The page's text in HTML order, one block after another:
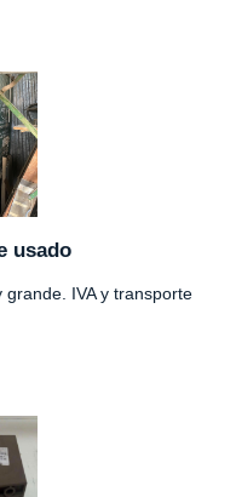
usado
IVA y transporte